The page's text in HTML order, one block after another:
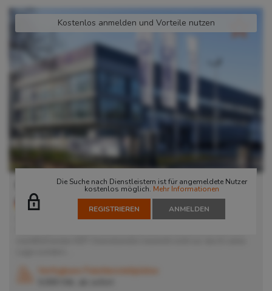
Kostenlos anmelden und Vorteile nutzen
Die Suche nach Dienstleistern ist für angemeldete Nutzer
kostenlos möglich. Mehr Informationen
REGISTRIEREN ANMELDEN
Bredowstraße 6
20539
Der 2022 durch uns in Betrieb genommene Standort im Herzen